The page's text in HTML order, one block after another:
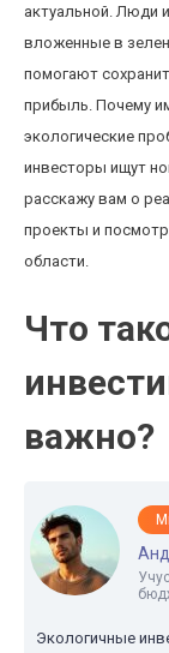
актуальной. Люди
вложенные в
помогают
прибыль. Почему
экологические
инвесторы ищут
расскажу вам о
проекты и
области.
Что
важно?
Экологичные